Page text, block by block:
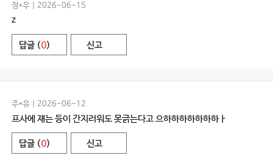
정*우 | 2026-06-15
z
답글 (0) 신고
주*유 | 2026-06-12
프사에 쟤는 등이 간지러워도 못긁는다고 으하하하하하하하ㅏ
답글 (0) 신고